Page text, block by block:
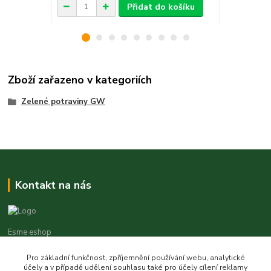
Přidat do košíku
Zboží zařazeno v kategoriích
Zelené potraviny GW
Kontakt na nás
Esme eshop
Jan Vohlídal
Pro základní funkčnost, zpříjemnění používání webu, analytické
účely a v případě udělení souhlasu také pro účely cílení reklamy